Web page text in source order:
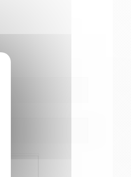
Masquer le bandeau des cookies